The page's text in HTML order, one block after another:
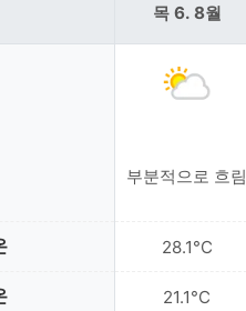
목 6. 8월
부분적으로 흐림
28.1°C
21.1°C